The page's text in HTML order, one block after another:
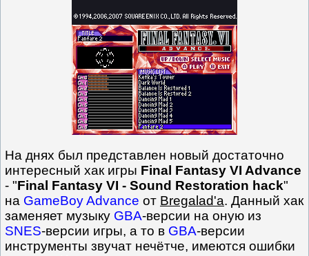
На днях был представлен новый достаточно
интересный хак игры Final Fantasy VI Advance
- "Final Fantasy VI - Sound Restoration hack"
на GameBoy Advance от Bregalad'а. Данный хак
заменяет музыку GBA-версии на оную из
SNES-версии игры, а то в GBA-версии
инструменты звучат нечётче, имеются ошибки